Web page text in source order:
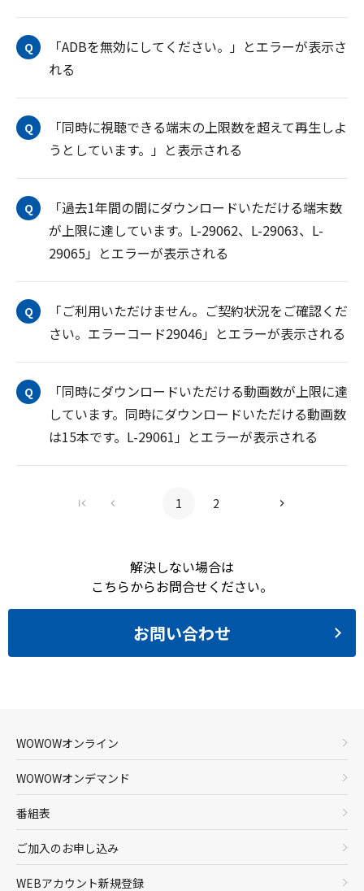
Q
「ADBを無効にしてください。」とエラーが表示さ
れる
Q
「同時に視聴できる端末の上限数を超えて再生しよ
うとしています。」と表示される
Q
「過去1年間の間にダウンロードいただける端末数
が上限に達しています。L-29062、L-29063、L-
29065」とエラーが表示される
Q
「ご利用いただけません。ご契約状況をご確認くだ
さい。エラーコード29046」とエラーが表示される
Q
「同時にダウンロードいただける動画数が上限に達
しています。同時にダウンロードいただける動画数
は15本です。L-29061」とエラーが表示される
1 2
WOWOWオンライン
WOWOWオンデマンド
番組表
ご加入のお申し込み
WEBアカウント新規登録